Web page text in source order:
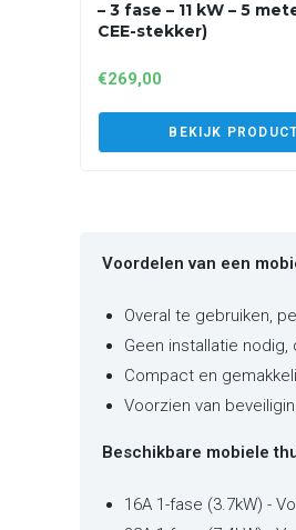
– 3 fase – 11 kW – 5
CEE-stekker)
€269,00
BEKIJK
Voordelen van een
Overal te gebruiken,
Geen installatie
Compact en
Voorzien van
Beschikbare mobiele
16A 1-fase (3.7kW) -